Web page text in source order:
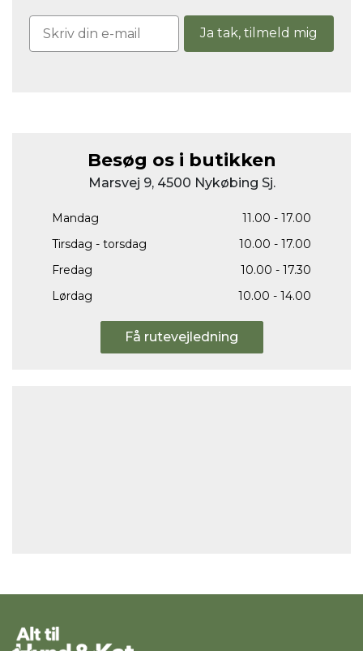
Ja tak, tilmeld mig
Besøg os i butikken
Marsvej 9, 4500 Nykøbing Sj.
Mandag
11.00 - 17.00
Tirsdag - torsdag
10.00 - 17.00
Fredag
10.00 - 17.30
Lørdag
10.00 - 14.00
Få rutevejledning